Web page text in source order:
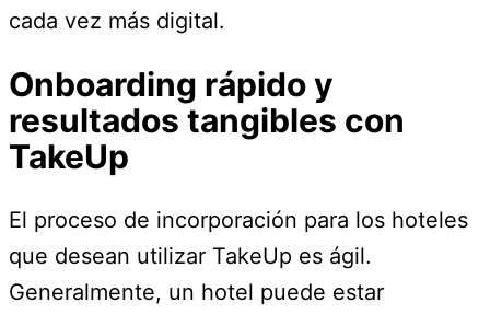
cada vez más digital.
Onboarding rápido y
resultados tangibles con
TakeUp
El proceso de incorporación para los hoteles
que desean utilizar TakeUp es ágil.
Generalmente, un hotel puede estar